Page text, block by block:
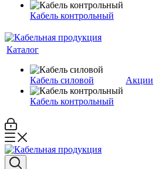
Кабель контрольный
Каталог
Кабель силовой
Кабель контрольный
Акции